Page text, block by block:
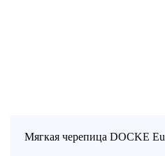
Мягкая черепица DOCKE